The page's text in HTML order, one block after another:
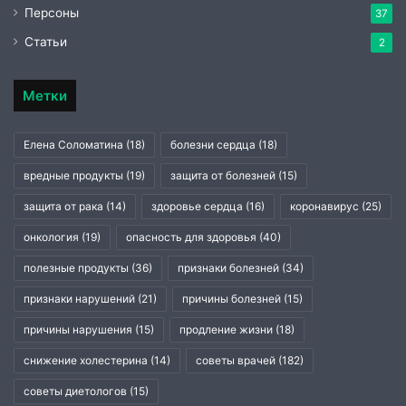
Персоны 37
Статьи 2
Метки
Елена Соломатина (18) болезни сердца (18)
вредные продукты (19) защита от болезней (15)
защита от рака (14) здоровье сердца (16) коронавирус (25)
онкология (19) опасность для здоровья (40)
полезные продукты (36) признаки болезней (34)
признаки нарушений (21) причины болезней (15)
причины нарушения (15) продление жизни (18)
снижение холестерина (14) советы врачей (182)
советы диетологов (15)